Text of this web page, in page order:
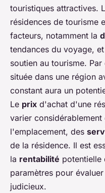
touristiques attractives.
résidences de tourisme
facteurs, notamment la
tendances du voyage,
soutien au tourisme.
située dans une région
constant aura un
Le prix d'achat d'une
varier
l'emplacement, des
de la résidence. Il est
la rentabilité potentielle
paramètres pour
judicieux.